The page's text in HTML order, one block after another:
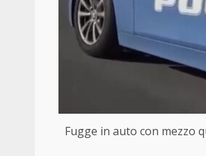
Fugge in auto con mezzo